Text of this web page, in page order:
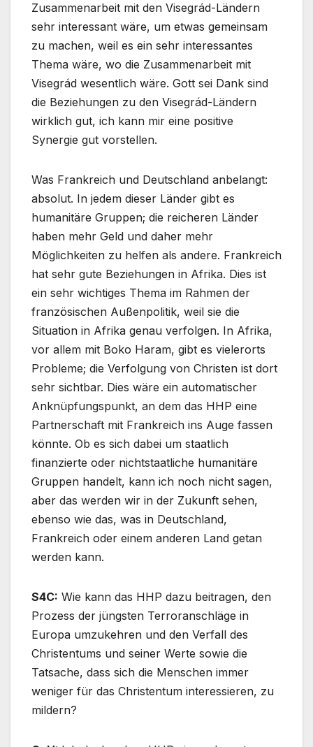
Zusammenarbeit mit den Visegrád-Ländern
sehr interessant wäre, um etwas gemeinsam
zu machen, weil es ein sehr interessantes
Thema wäre, wo die Zusammenarbeit mit
Visegrád wesentlich wäre. Gott sei Dank sind
die Beziehungen zu den Visegrád-Ländern
wirklich gut, ich kann mir eine positive
Synergie gut vorstellen.
Was Frankreich und Deutschland anbelangt:
absolut. In jedem dieser Länder gibt es
humanitäre Gruppen; die reicheren Länder
haben mehr Geld und daher mehr
Möglichkeiten zu helfen als andere. Frankreich
hat sehr gute Beziehungen in Afrika. Dies ist
ein sehr wichtiges Thema im Rahmen der
französischen Außenpolitik, weil sie die
Situation in Afrika genau verfolgen. In Afrika,
vor allem mit Boko Haram, gibt es vielerorts
Probleme; die Verfolgung von Christen ist dort
sehr sichtbar. Dies wäre ein automatischer
Anknüpfungspunkt, an dem das HHP eine
Partnerschaft mit Frankreich ins Auge fassen
könnte. Ob es sich dabei um staatlich
finanzierte oder nichtstaatliche humanitäre
Gruppen handelt, kann ich noch nicht sagen,
aber das werden wir in der Zukunft sehen,
ebenso wie das, was in Deutschland,
Frankreich oder einem anderen Land getan
werden kann.
S4C: Wie kann das HHP dazu beitragen, den
Prozess der jüngsten Terroranschläge in
Europa umzukehren und den Verfall des
Christentums und seiner Werte sowie die
Tatsache, dass sich die Menschen immer
weniger für das Christentum interessieren, zu
mildern?